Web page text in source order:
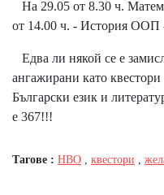
На 29.05 от 8.30 ч.
от 14.00 ч. - История
Едва ли някой се е
ангажирани като
Български език и
е 367!!!
Тагове : НВО квестори